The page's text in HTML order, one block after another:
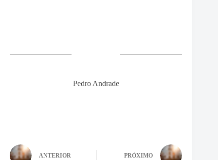
Pedro Andrade
ANTERIOR PRÓXIMO